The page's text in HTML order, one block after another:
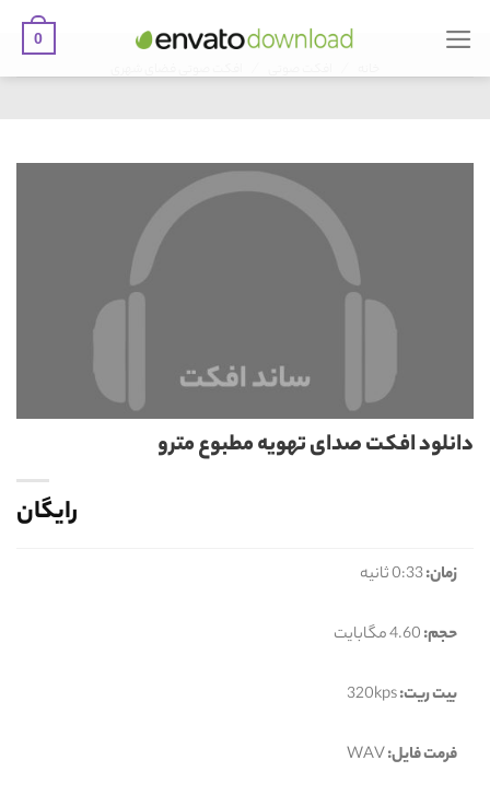
Skip
to
0
/
/
دانلود افکت صدای تهویه مطبوع مترو
رایگان
زمان:0:33 ثانیه
حجم:4.60 مگابایت
بیت ریت:320kps
فرمت فایل:WAV